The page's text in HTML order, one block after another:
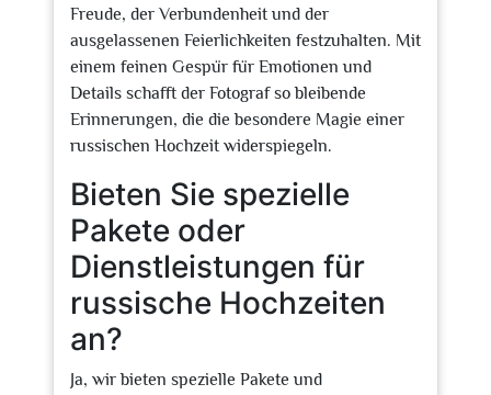
Freude, der Verbundenheit und der
ausgelassenen Feierlichkeiten festzuhalten. Mit
einem feinen Gespür für Emotionen und
Details schafft der Fotograf so bleibende
Erinnerungen, die die besondere Magie einer
russischen Hochzeit widerspiegeln.
Bieten Sie spezielle
Pakete oder
Dienstleistungen für
russische Hochzeiten
an?
Ja, wir bieten spezielle Pakete und